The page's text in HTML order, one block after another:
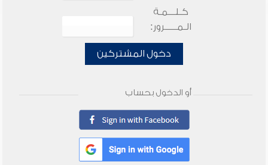
كـلـــمـة
الـمـــــرور:
دخول المشتركين
أو الدخول بحساب